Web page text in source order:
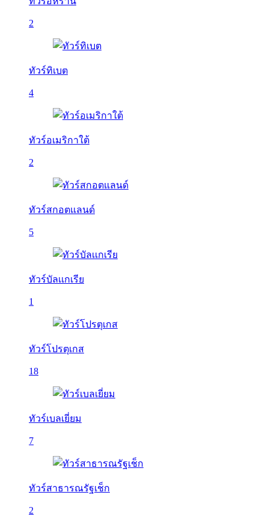
2
ทัวร์ทิเบต
4
ทัวร์อเมริกาใต้
2
ทัวร์สกอตแลนด์
5
ทัวร์บัลเเกเรีย
1
ทัวร์โปรตุเกส
18
ทัวร์เบลเยี่ยม
7
ทัวร์สาธารณรัฐเช็ก
2